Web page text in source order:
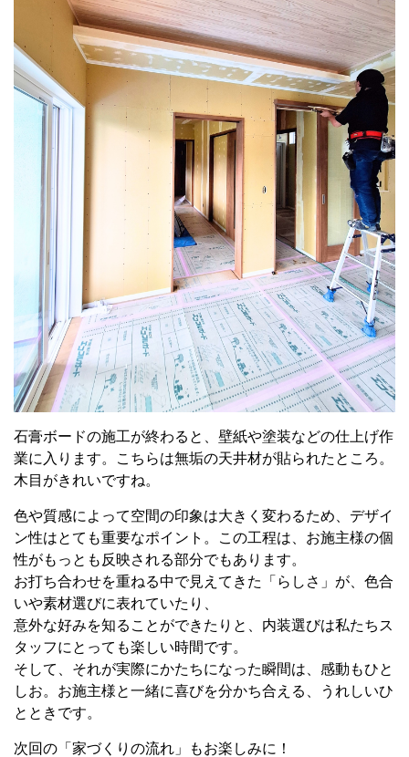
石膏ボードの施工が終わると、壁紙や塗装などの仕上げ作
業に入ります。こちらは無垢の天井材が貼られたところ。
木目がきれいですね。
色や質感によって空間の印象は大きく変わるため、デザイ
ン性はとても重要なポイント。この工程は、お施主様の個
性がもっとも反映される部分でもあります。
お打ち合わせを重ねる中で見えてきた「らしさ」が、色合
いや素材選びに表れていたり、
意外な好みを知ることができたりと、内装選びは私たちス
タッフにとっても楽しい時間です。
そして、それが実際にかたちになった瞬間は、感動もひと
しお。お施主様と一緒に喜びを分かち合える、うれしいひ
とときです。
次回の「家づくりの流れ」もお楽しみに！